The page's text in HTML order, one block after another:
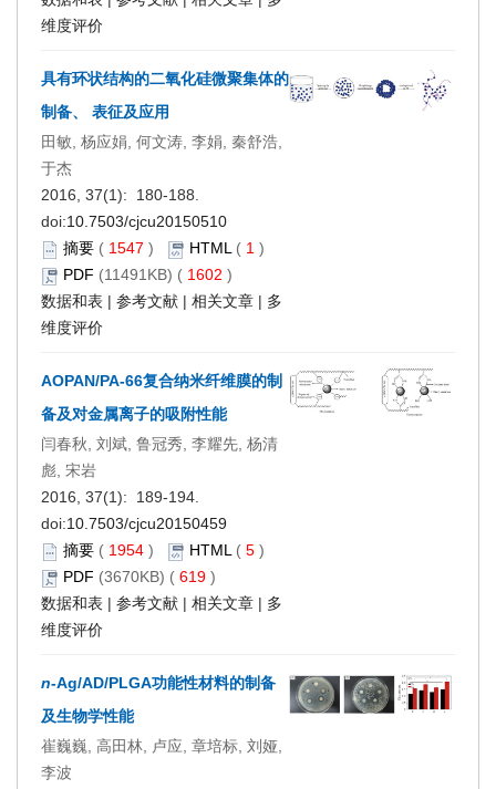
维度评价
具有环状结构的二氧化硅微聚集体的
制备、 表征及应用
田敏, 杨应娟, 何文涛, 李娟, 秦舒浩,
于杰
2016, 37(1): 180-188.
doi:10.7503/cjcu20150510
摘要 ( 1547 ) HTML( 1 )
PDF (11491KB) ( 1602 )
数据和表 | 参考文献 | 相关文章 | 多
维度评价
AOPAN/PA-66复合纳米纤维膜的制
备及对金属离子的吸附性能
闫春秋, 刘斌, 鲁冠秀, 李耀先, 杨清
彪, 宋岩
2016, 37(1): 189-194.
doi:10.7503/cjcu20150459
摘要 ( 1954 ) HTML( 5 )
PDF (3670KB) ( 619 )
数据和表 | 参考文献 | 相关文章 | 多
维度评价
n-Ag/AD/PLGA功能性材料的制备
及生物学性能
崔巍巍, 高田林, 卢应, 章培标, 刘娅,
李波